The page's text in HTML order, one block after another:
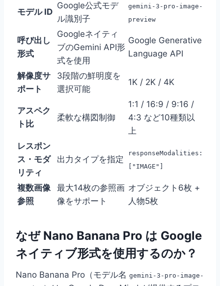
モデル ID
Google公式モデ
ル識別子
gemini-3-pro-image-
preview
呼び出し
形式
Googleネイティ
ブのGemini API形
式を使用
Google Generative
Language API
解像度サ
ポート
3段階の鮮明度を
選択可能
1K / 2K / 4K
アスペク
ト比
柔軟な構図制御
1:1 / 16:9 / 9:16 /
4:3 など10種類以
上
レスポン
ス・モダ
リティ
出力タイプを指定
responseModalities:
["IMAGE"]
複数画像
参照
最大14枚の参照画
像をサポート
オブジェクト6枚 +
人物5枚
なぜ Nano Banana Pro は Google
ネイティブ形式を使用するのか？
Nano Banana Pro（モデル名 gemini-3-pro-image-